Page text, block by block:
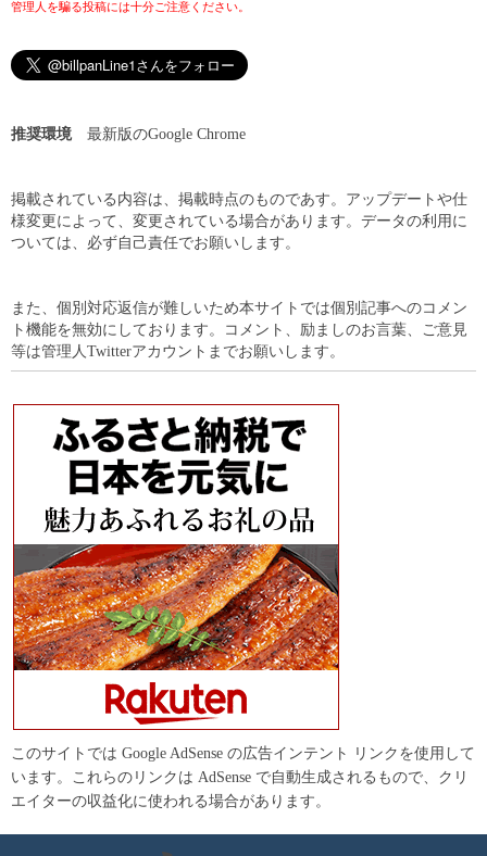
管理人を騙る投稿には十分ご注意ください。
推奨環境 最新版のGoogle Chrome
掲載されている内容は、掲載時点のものであす。アップデートや仕
様変更によって、変更されている場合があります。データの利用に
ついては、必ず自己責任でお願いします。
また、個別対応返信が難しいため本サイトでは個別記事へのコメン
ト機能を無効にしております。コメント、励ましのお言葉、ご意見
等は管理人Twitterアカウントまでお願いします。
このサイトでは Google AdSense の広告インテント リンクを使用して
います。これらのリンクは AdSense で自動生成されるもので、クリ
エイターの収益化に使われる場合があります。